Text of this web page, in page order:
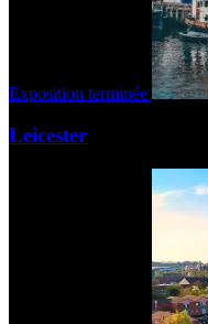
Exposition terminée
Leicester